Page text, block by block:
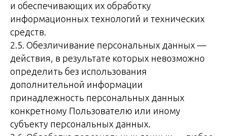
и обеспечивающих их обработку
информационных технологий и технических
средств.
2.5. Обезличивание персональных данных —
действия, в результате которых невозможно
определить без использования
дополнительной информации
принадлежность персональных данных
конкретному Пользователю или иному
субъекту персональных данных.